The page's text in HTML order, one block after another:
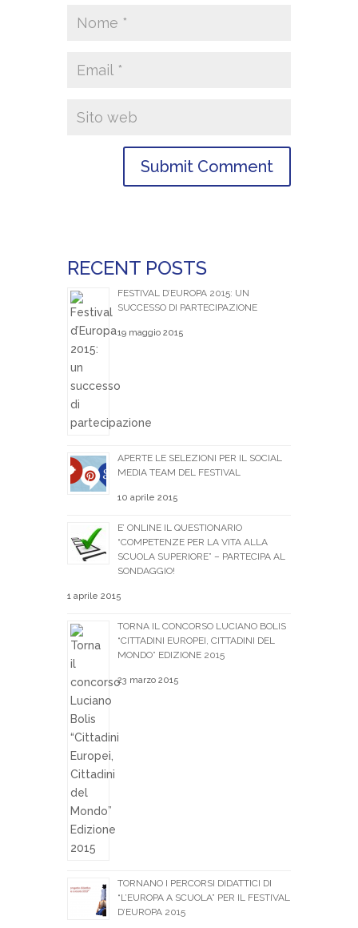
RECENT POSTS
FESTIVAL D’EUROPA 2015: UN
SUCCESSO DI PARTECIPAZIONE
19 maggio 2015
APERTE LE SELEZIONI PER IL SOCIAL
MEDIA TEAM DEL FESTIVAL
10 aprile 2015
E’ ONLINE IL QUESTIONARIO
“COMPETENZE PER LA VITA ALLA
SCUOLA SUPERIORE” – PARTECIPA AL
SONDAGGIO!
1 aprile 2015
TORNA IL CONCORSO LUCIANO BOLIS
“CITTADINI EUROPEI, CITTADINI DEL
MONDO” EDIZIONE 2015
23 marzo 2015
TORNANO I PERCORSI DIDATTICI DI
“L’EUROPA A SCUOLA” PER IL FESTIVAL
D’EUROPA 2015